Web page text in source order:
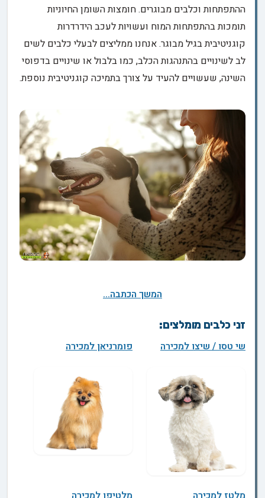
ההתפתחות וכלבים מבוגרים. חומצות השומן החיוניות
תומכות בהתפתחות המוח ועשויות לעכב הידרדרות
קוגניטיבית בגיל מבוגר. אנחנו ממליצים לבעלי כלבים לשים
לב לשינויים בהתנהגות הכלב, כמו בלבול או שינויים בדפוסי
השינה, שעשויים להעיד על צורך בתמיכה קוגניטיבית נוספת.
המשך הכתבה...
זני כלבים מומלצים:
שי טסו / שיצו למכירה פומרניאן למכירה